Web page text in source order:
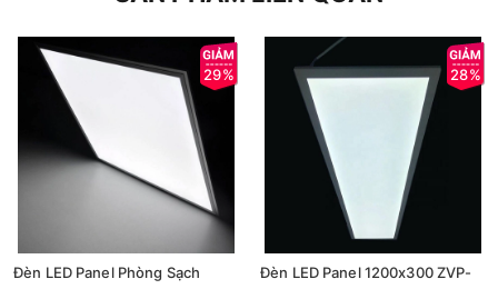
29%
Đèn LED Panel Phòng Sạch
28%
Đèn LED Panel 1200x300 ZVP-